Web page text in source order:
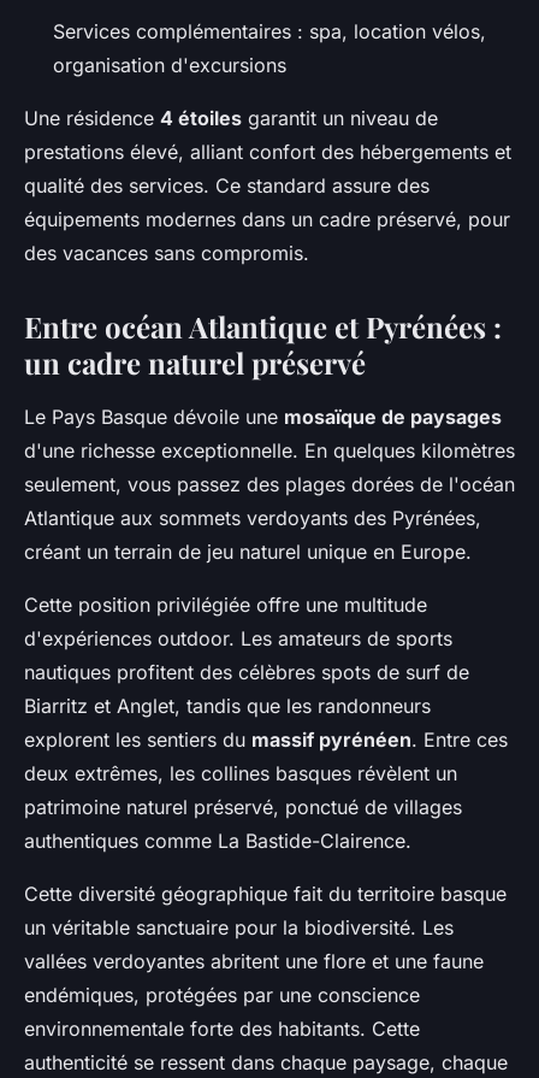
Services complémentaires : spa, location vélos,
organisation d'excursions
Une résidence 4 étoiles garantit un niveau de
prestations élevé, alliant confort des hébergements et
qualité des services. Ce standard assure des
équipements modernes dans un cadre préservé, pour
des vacances sans compromis.
Entre océan Atlantique et Pyrénées :
un cadre naturel préservé
Le Pays Basque dévoile une mosaïque de paysages
d'une richesse exceptionnelle. En quelques kilomètres
seulement, vous passez des plages dorées de l'océan
Atlantique aux sommets verdoyants des Pyrénées,
créant un terrain de jeu naturel unique en Europe.
Cette position privilégiée offre une multitude
d'expériences outdoor. Les amateurs de sports
nautiques profitent des célèbres spots de surf de
Biarritz et Anglet, tandis que les randonneurs
explorent les sentiers du massif pyrénéen. Entre ces
deux extrêmes, les collines basques révèlent un
patrimoine naturel préservé, ponctué de villages
authentiques comme La Bastide-Clairence.
Cette diversité géographique fait du territoire basque
un véritable sanctuaire pour la biodiversité. Les
vallées verdoyantes abritent une flore et une faune
endémiques, protégées par une conscience
environnementale forte des habitants. Cette
authenticité se ressent dans chaque paysage, chaque